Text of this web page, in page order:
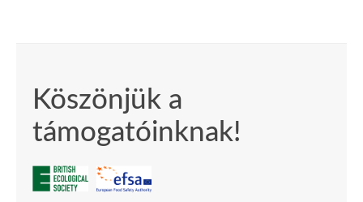
Köszönjük a
támogatóinknak!